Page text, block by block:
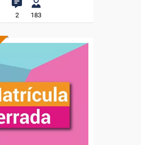
2 183